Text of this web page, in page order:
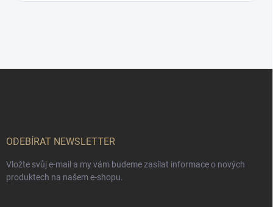
ODEBÍRAT NEWSLETTER
Vložte svůj e-mail a my vám budeme zasílat informace o nových
produktech na našem e-shopu.